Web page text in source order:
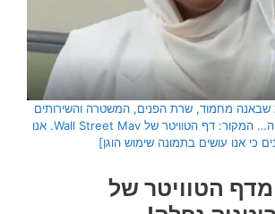
שבאנה מחמוד, שרת הפנים, המשטרה והשירותים
החשאיים של בריטניה… המקור: דף הטוויטר של Wall Street Mav. אנו
כי אנו עושים בתמונה שימוש הוגן]
הטוויטר של